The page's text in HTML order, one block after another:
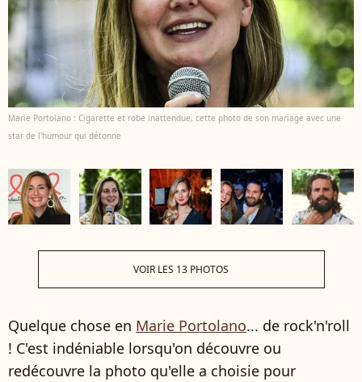
Marie Portolano : Cigarette et robe inattendue, cette photo de son mariage avec une
star de l'humour qui détonne
VOIR LES 13 PHOTOS
Quelque chose en Marie Portolano... de rock'n'roll
! C'est indéniable lorsqu'on découvre ou
redécouvre la photo qu'elle a choisie pour